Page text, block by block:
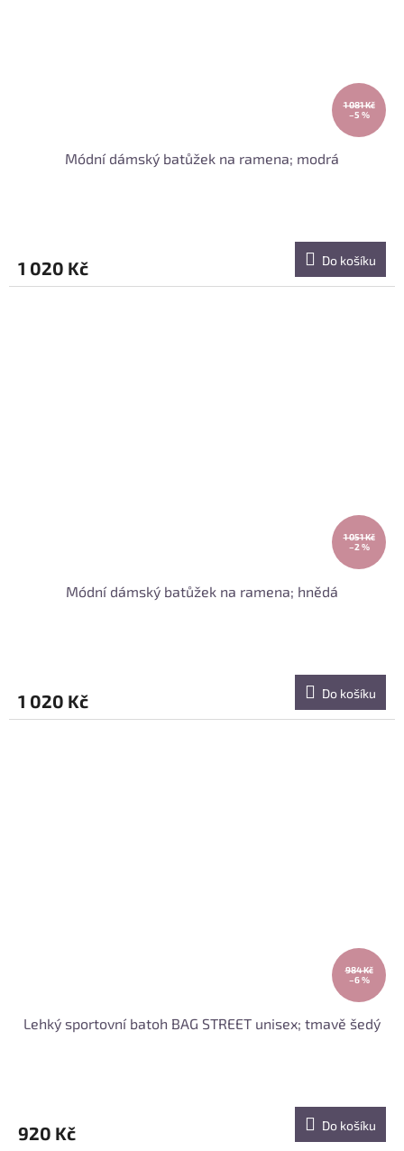
1 081 Kč
–5 %
Módní dámský batůžek na ramena; modrá
1 020 Kč Do košíku
1 051 Kč
–2 %
Módní dámský batůžek na ramena; hnědá
1 020 Kč Do košíku
984 Kč
–6 %
Lehký sportovní batoh BAG STREET unisex; tmavě šedý
920 Kč Do košíku